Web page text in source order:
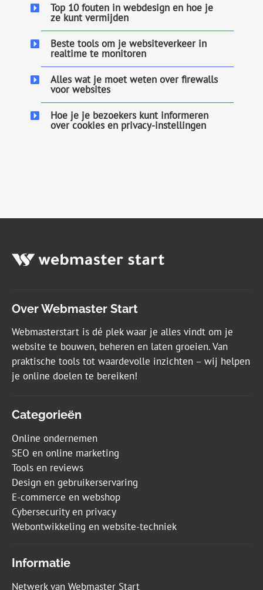
Top 10 fouten in webdesign en hoe je
ze kunt vermijden
Beste tools om je websiteverkeer in
realtime te monitoren
Alles wat je moet weten over firewalls
voor websites
Hoe je je bezoekers kunt informeren
over cookies en privacy-instellingen
Over Webmaster Start
Webmasterstart is dé plek waar je alles vindt om je
website te bouwen, beheren en laten groeien. Van
praktische tools tot waardevolle inzichten – wij helpen
je online doelen te bereiken!
Categorieën
Online ondernemen
SEO en online marketing
Tools en reviews
Design en gebruikerservaring
E-commerce en webshop
Cybersecurity en privacy
Webontwikkeling en website-techniek
Informatie
Netwerk van Webmaster Start